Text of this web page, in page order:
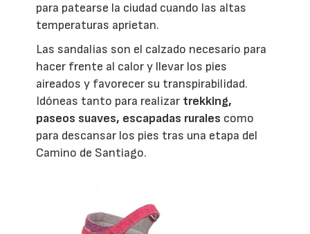
para patearse la ciudad cuando las altas
temperaturas aprietan.
Las sandalias son el calzado necesario para
hacer frente al calor y llevar los pies
aireados y favorecer su transpirabilidad.
Idóneas tanto para realizar trekking,
paseos suaves, escapadas rurales como
para descansar los pies tras una etapa del
Camino de Santiago.